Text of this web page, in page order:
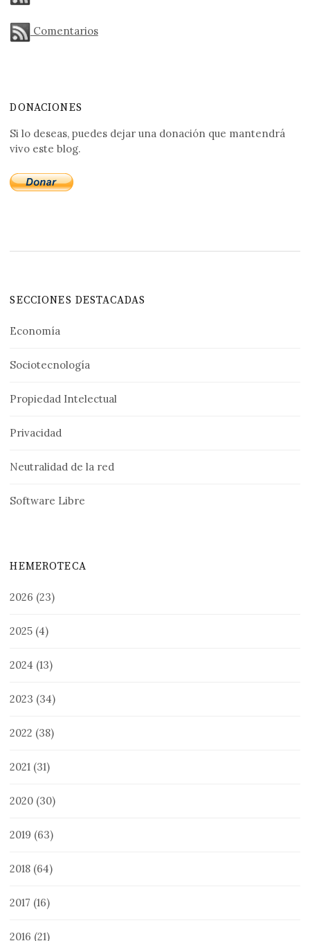
Comentarios
DONACIONES
Si lo deseas, puedes dejar una donación que mantendrá
vivo este blog.
SECCIONES DESTACADAS
Economía
Sociotecnología
Propiedad Intelectual
Privacidad
Neutralidad de la red
Software Libre
HEMEROTECA
2026 (23)
2025 (4)
2024 (13)
2023 (34)
2022 (38)
2021 (31)
2020 (30)
2019 (63)
2018 (64)
2017 (16)
2016 (21)